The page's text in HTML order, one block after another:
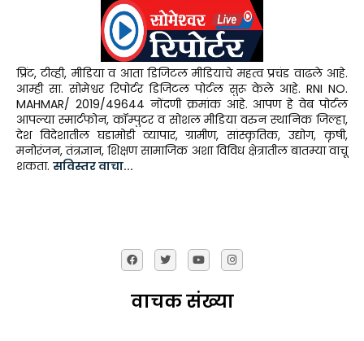
प्रिंट, टीव्ही, मीडिया व आता डिजिटल मीडियाचे महत्व प्रचंड वाढले आहे.
आम्ही सा. सोमेश्वर रिपोर्टर डिजिटल पोर्टल सुरू केले आहे. RNI NO.
MAHMAR/ 2019/49644 नोंदणी क्रमांक आहे. आपण हे वेब पोर्टल
आपल्या स्मार्टफोन, कॉम्पुटर व सोशल मीडिया वरुन स्थानिक जिल्हा,
देश विदेशातील घडामोडी व्यापार, ग्रामीण, सांस्कृतिक, उद्योग, कृषी,
मनोरंजन, तंत्रज्ञान, शिक्षण सामाजिक अशा विविध क्षेत्रातील बातम्या वाचू
शकता. सविस्तर वाचा...
वाचक संख्या